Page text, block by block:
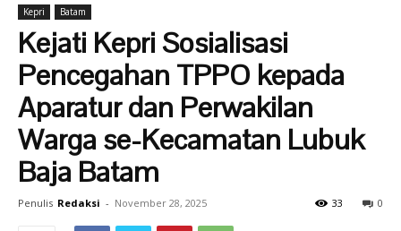
Kepri Batam
Kejati Kepri Sosialisasi
Pencegahan TPPO kepada
Aparatur dan Perwakilan
Warga se-Kecamatan Lubuk
Baja Batam
Penulis Redaksi - November 28, 2025 0
33